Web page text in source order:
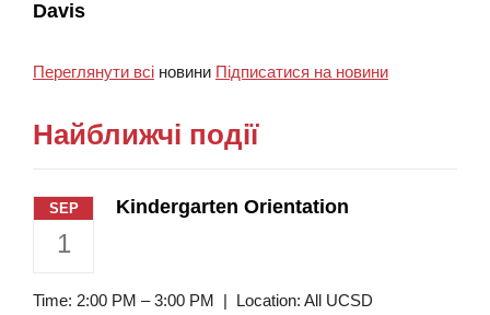
Davis
Переглянути всі новини Підписатися на новини
Найближчі події
SEP
1
Kindergarten Orientation
Time: 2:00 PM – 3:00 PM | Location: All UCSD